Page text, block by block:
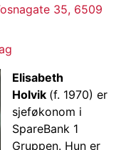
35, 6509
Elisabeth
Holvik (f. 1970) er
sjeføkonom i
SpareBank 1
Gruppen. Hun er